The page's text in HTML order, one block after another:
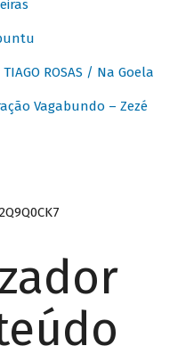
TIAGO ROSAS / Na Goela
Vagabundo – Zezé